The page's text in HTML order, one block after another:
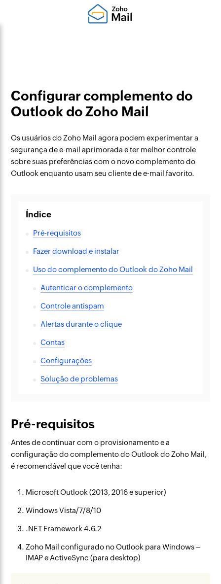
Configurar complemento do
Outlook do Zoho Mail
Os usuários do Zoho Mail agora podem experimentar a
segurança de e-mail aprimorada e ter melhor controle
sobre suas preferências com o novo complemento do
Outlook enquanto usam seu cliente de e-mail favorito.
Índice
Pré-requisitos
Fazer download e instalar
Uso do complemento do Outlook do Zoho Mail
Autenticar o complemento
Controle antispam
Alertas durante o clique
Contas
Configurações
Solução de problemas
Pré-requisitos
Antes de continuar com o provisionamento e a
configuração do complemento do Outlook do Zoho Mail,
é recomendável que você tenha:
Microsoft Outlook (2013, 2016 e superior)
Windows Vista/7/8/10
.NET Framework 4.6.2
Zoho Mail configurado no Outlook para Windows –
IMAP e ActiveSync (para desktop)